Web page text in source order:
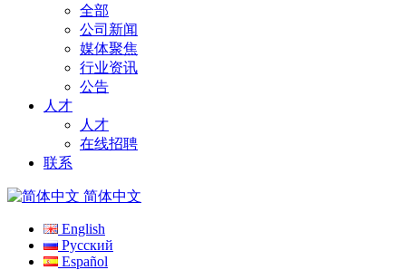
全部
公司新闻
媒体聚焦
行业资讯
公告
人才
人才
在线招聘
联系
简体中文
English
Русский
Español